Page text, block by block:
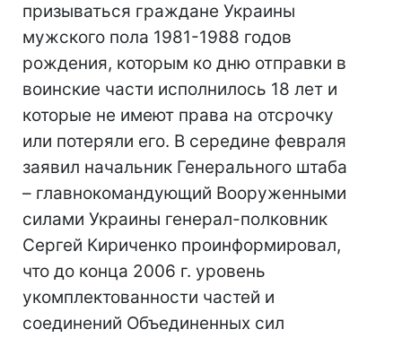
призываться граждане Украины
мужского пола 1981-1988 годов
рождения, которым ко дню отправки в
воинские части исполнилось 18 лет и
которые не имеют права на отсрочку
или потеряли его. В середине февраля
заявил начальник Генерального штаба
– главнокомандующий Вооруженными
силами Украины генерал-полковник
Сергей Кириченко проинформировал,
что до конца 2006 г. уровень
укомплектованности частей и
соединений Объединенных сил